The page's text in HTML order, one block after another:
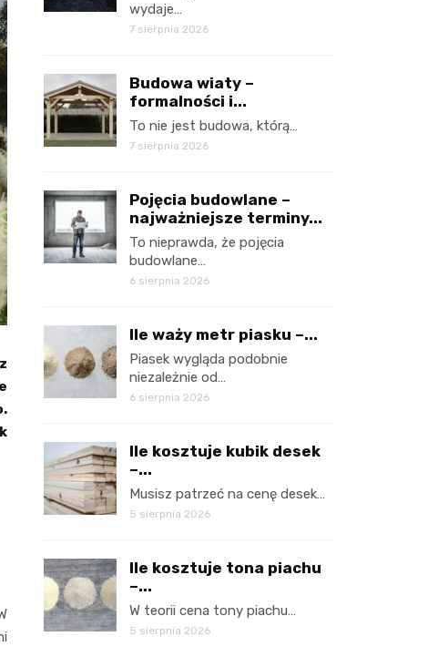
wydaje…
7 sierpnia 2026
Budowa wiaty –
formalności i...
To nie jest budowa, którą…
7 sierpnia 2026
Pojęcia budowlane –
najważniejsze terminy...
To nieprawda, że pojęcia
budowlane…
6 sierpnia 2026
Ile waży metr piasku –...
Piasek wygląda podobnie
niezależnie od…
6 sierpnia 2026
Ile kosztuje kubik desek
–...
Musisz patrzeć na cenę desek…
5 sierpnia 2026
Ile kosztuje tona piachu
–...
W teorii cena tony piachu…
5 sierpnia 2026